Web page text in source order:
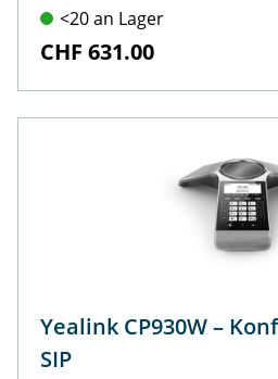
<20 an Lager
CHF 631.00
Yealink CP930W – Konferenztelefon
SIP